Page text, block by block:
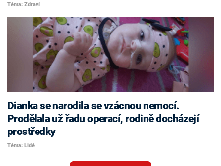
Téma: Zdraví
Dianka se narodila se vzácnou nemocí.
Prodělala už řadu operací, rodině docházejí
prostředky
Téma: Lidé